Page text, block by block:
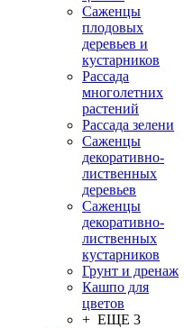
Саженцы
плодовых
деревьев и
кустарников
Рассада
многолетних
растений
Рассада зелени
Саженцы
декоративно-
лиственных
деревьев
Саженцы
декоративно-
лиственных
кустарников
Грунт и дренаж
Кашпо для
цветов
+ ЕЩЕ 3